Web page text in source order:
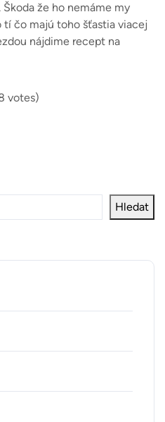
že ho nemáme my
tí čo majú toho šťastia viacej
nájdime recept na
votes)
Hledat